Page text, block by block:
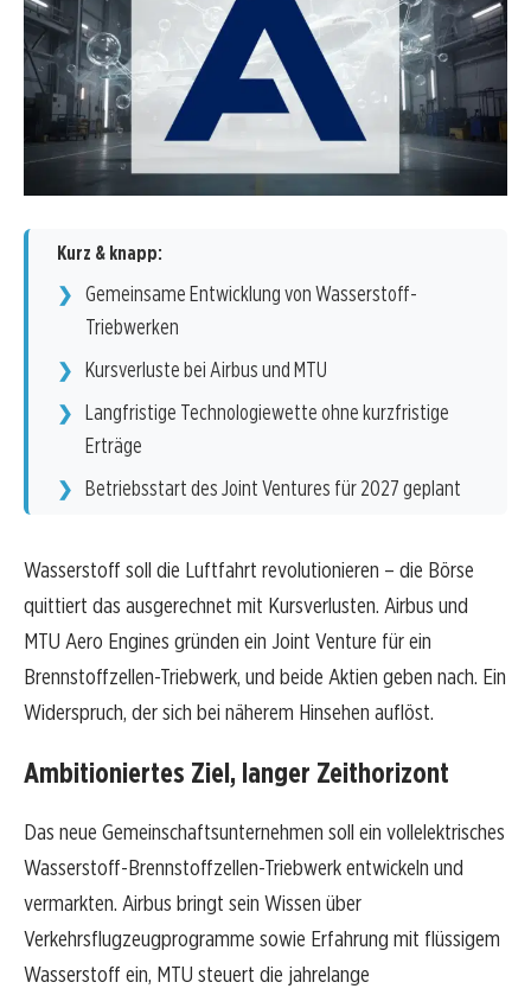
Kurz & knapp:
Gemeinsame Entwicklung von Wasserstoff-
Triebwerken
Kursverluste bei Airbus und MTU
Langfristige Technologiewette ohne kurzfristige
Erträge
Betriebsstart des Joint Ventures für 2027 geplant
Wasserstoff soll die Luftfahrt revolutionieren – die Börse
quittiert das ausgerechnet mit Kursverlusten. Airbus und
MTU Aero Engines gründen ein Joint Venture für ein
Brennstoffzellen-Triebwerk, und beide Aktien geben nach. Ein
Widerspruch, der sich bei näherem Hinsehen auflöst.
Ambitioniertes Ziel, langer Zeithorizont
Das neue Gemeinschaftsunternehmen soll ein vollelektrisches
Wasserstoff-Brennstoffzellen-Triebwerk entwickeln und
vermarkten. Airbus bringt sein Wissen über
Verkehrsflugzeugprogramme sowie Erfahrung mit flüssigem
Wasserstoff ein, MTU steuert die jahrelange